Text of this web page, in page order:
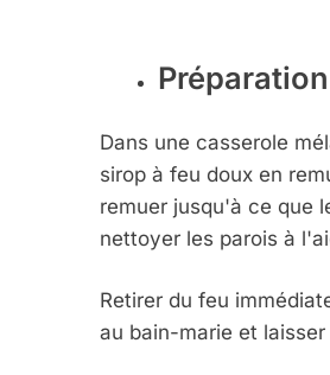
Préparation
Dans une casserole
sirop à feu doux en
remuer jusqu'à ce que
nettoyer les parois à
Retirer du feu
au bain-marie et